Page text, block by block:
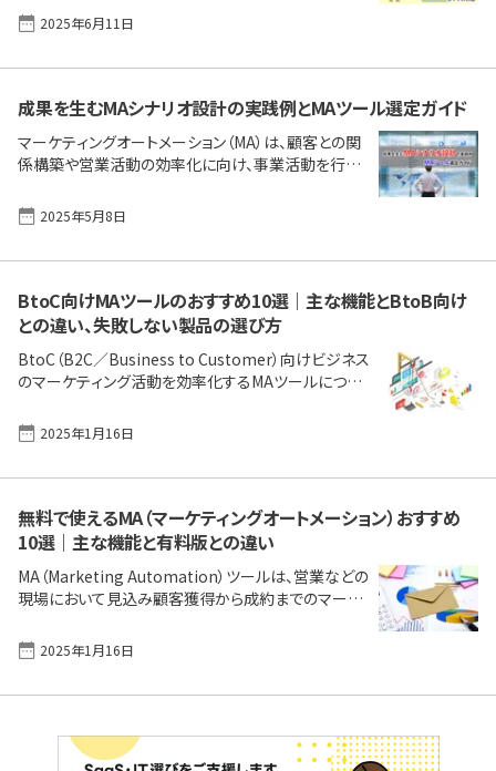
動解析などを通じて、マーケティング施策全体の最適
に導入ハードルも大きく下がったこと、そして無料版の
によって成果を出す企業が急増しています。ただし真
に効果を得るには「導入目的の明確化」「PoC（概念実
証）の実施」「社内の運用体制の整備」といった準備も
不可欠です。 この記事では主に、中小企業や中小規模
[&hellip;]
2025年6月11日
成果を生むMAシナリオ設計の実践例とMAツール選定ガイド
マーケティングオートメーション（MA）は、顧客との関
係構築や営業活動の効率化に向け、事業活動を行う
ツールです。特に、MAの「シナリオ設計」は、見込み顧
客（リード）を育成し、最終的な成果につなげるための
具体的な活用例を解説し、併せておすすめのMAツー
ルをご紹介します。これからMAを導入・活用しようと
考えている企業のマーケティング担当者や営業担当
者の方々にとって有益な情報となれば幸いです。 機能
で比較「MA（マーケティングオートメーション）ツール」
2025年5月8日
BtoC向けMAツールのおすすめ10選｜主な機能とBtoB向け
との違い、失敗しない製品の選び方
BtoC（B2C／Business to Customer）向けビジネス
のマーケティング活動を効率化するMAツールについ
介します。MAツールは「より効果的なマーケティング
活動を行いたい」「顧客満足度を高めたい」「メッセー
導入時に気を付けたいポイントも解説しているので、
ぜひ参考にしてください。 BtoC向けMAツールとは？
BtoC向けMAツールの主な機能BtoC向けMAツール
の選び方／機能のチェックポイントBtoC向けMAツー
ルおすすめ10選BtoC向け [&hellip;]
2025年1月16日
無料で使えるMA（マーケティングオートメーション）おすすめ
10選｜主な機能と有料版との違い
MA（Marketing Automation）ツールは、営業などの
現場において見込み顧客獲得から成約までのマーケ
のを効率化するIT製品です。MAツールには国産のも
のから海外製品まで多くの種類、製品があります。 「導
ティング担当者から声が上がっている企業もあるでし
ょう。この記事では、MAの基本から、導入メリットと選
2025年1月16日